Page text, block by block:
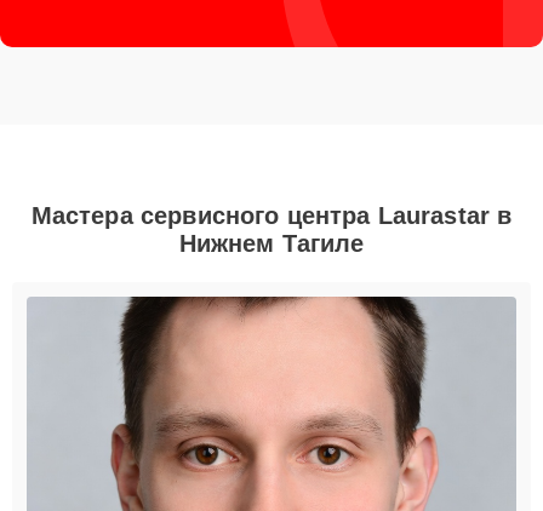
Мастера сервисного центра Laurastar в
Нижнем Тагиле